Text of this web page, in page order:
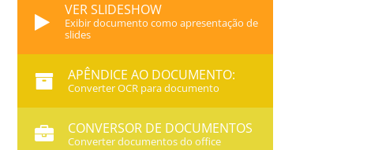
VER SLIDESHOW
Exibir documento como apresentação de
slides
APÊNDICE AO DOCUMENTO:
Converter OCR para documento
CONVERSOR DE DOCUMENTOS
Converter documentos do office